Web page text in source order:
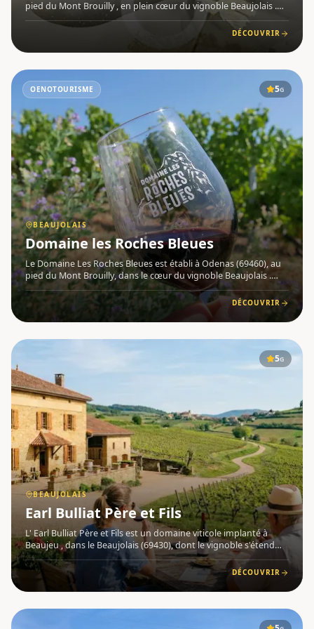
pied du Mont Brouilly , en plein cœur du vignoble Beaujolais .
Nicolas et Michelle Boudeau y cultivent 15 hectares de vignes
en véritables artisans vignerons, dans un souci constantDÉCOUVRIR
OENOTOURISME 5G
BEAUJOLAIS
Domaine les Roches Bleues
Le Domaine Les Roches Bleues est établi à Odenas (69460), au
pied du Mont Brouilly, dans le cœur du vignoble Beaujolais .
Niché sur le versant sud du Mont Brouilly, il bénéficie d'un
ensoleillement optimal et de sols de roches bleues métamo
DÉCOUVRIR
5G
BEAUJOLAIS
Earl Bulliat Père et Fils
L' Earl Bulliat Père et Fils est un domaine viticole implanté à
Beaujeu , dans le Beaujolais (69430), dont le vignoble s'étend
sur environ 30 hectares de vignes situées essentiellement en
coteaux, réparties sur une dizaine de communes. Le dDÉCOUVRIR